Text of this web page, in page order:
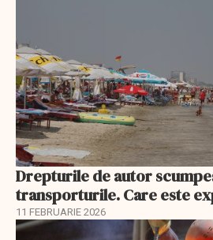
Drepturile de autor
transporturile. Care este
11 FEBRUARIE 2026